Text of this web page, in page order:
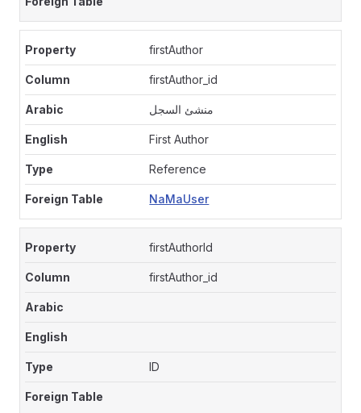
firstAuthor
firstAuthor_id
منشئ السجل
First Author
Reference
NaMaUser
firstAuthorId
firstAuthor_id
ID